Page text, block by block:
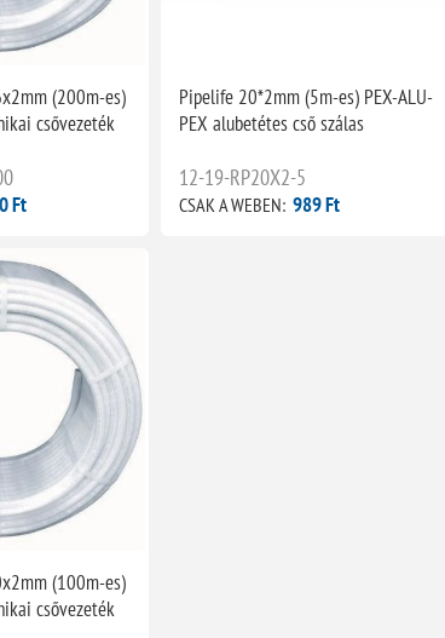
(200m-es)
csővezeték
Ft
Pipelife 20*2mm (5m-es) PEX-ALU-
PEX alubetétes cső szálas
12-19-RP20X2-5
CSAK A WEBEN: 989 Ft
(100m-es)
csővezeték